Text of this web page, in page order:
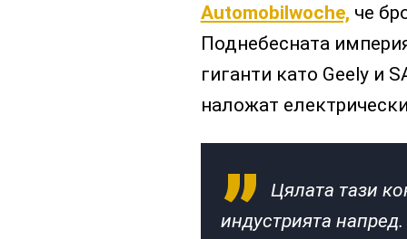
Automobilwoche, че
Поднебесната
гиганти като Geely и
наложат
Цялата тази
индустрията